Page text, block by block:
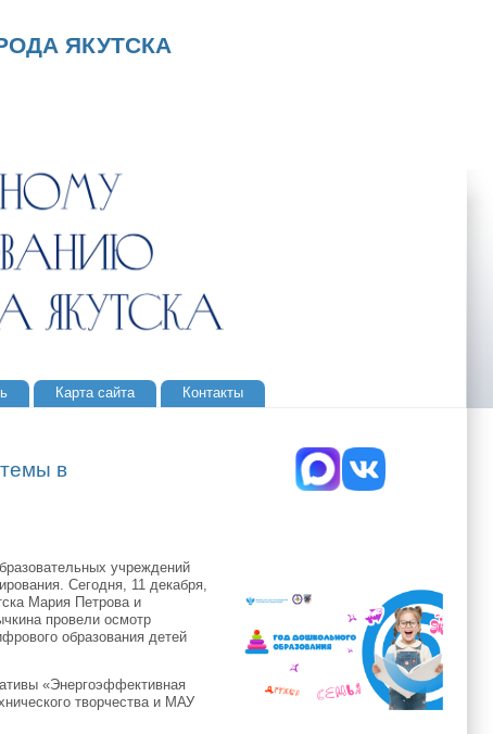
ЯКУТСКА
Карта сайта Контакты
в
учреждений
Сегодня, 11 декабря,
Мария Петрова и
провели осмотр
образования детей
«Энергоэффективная
творчества и МАУ